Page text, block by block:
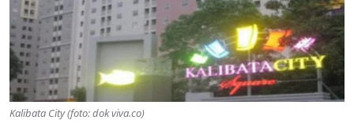
Kalibata City (foto: dok viva.co)